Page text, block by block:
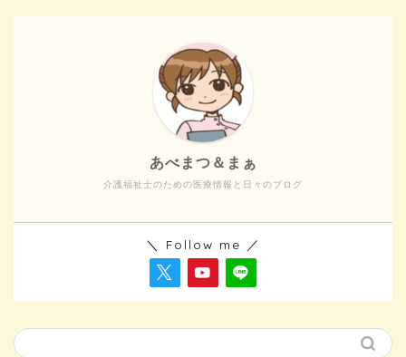
介護福祉士のための医療情報と日々のブログ
あべまつ＆まぁ
＼ Follow me ／